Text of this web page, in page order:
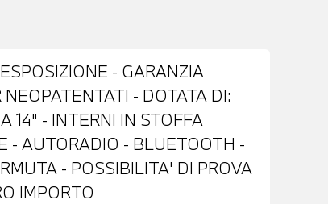
- GARANZIA
- DOTATA DI:
14" - INTERNI IN STOFFA
- AUTORADIO - BLUETOOTH -
- POSSIBILITA' DI PROVA
IMPORTO